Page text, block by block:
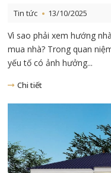
Tin tức 13/10/2025
Vì sao phải xem hướng
mua nhà? Trong quan
yếu tố có ảnh hưởng...
Chi tiết